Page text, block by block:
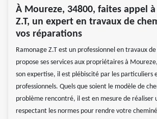
À Moureze, 34800, faites appel à
Z.T, un expert en travaux de
vos réparations
Ramonage Z.T est un professionnel en travaux
propose ses services aux propriétaires à
son expertise, il est plébiscité par les particuliers
professionnels. Quels que soient le modèle de
problème rencontré, il est en mesure de réaliser
respectant les normes pour rendre votre